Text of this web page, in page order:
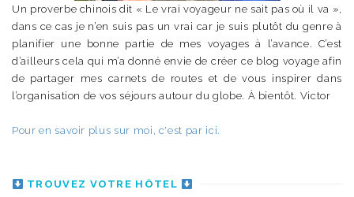
Un proverbe chinois dit « Le vrai voyageur ne sait pas où il va »,
dans ce cas je n’en suis pas un vrai car je suis plutôt du genre à
planifier une bonne partie de mes voyages à l’avance. C’est
d’ailleurs cela qui m’a donné envie de créer ce blog voyage afin
de partager mes carnets de routes et de vous inspirer dans
l’organisation de vos séjours autour du globe. À bientôt. Victor
Pour en savoir plus sur moi, c'est par ici.
TROUVEZ VOTRE HÔTEL